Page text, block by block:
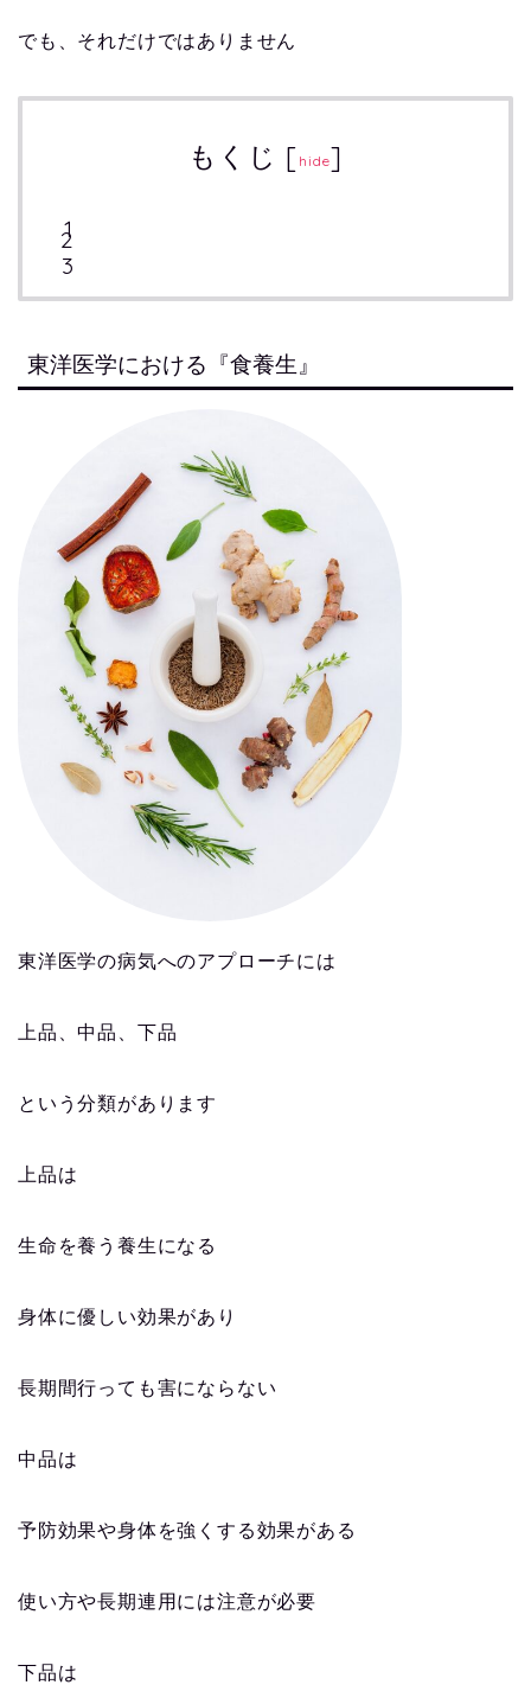
でも、それだけではありません
もくじ [ hide]
東洋医学における『食養生』
東洋医学の病気へのアプローチには
上品、中品、下品
という分類があります
上品は
生命を養う養生になる
身体に優しい効果があり
長期間行っても害にならない
中品は
予防効果や身体を強くする効果がある
使い方や長期連用には注意が必要
下品は